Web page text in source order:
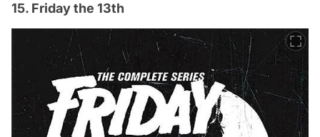
15. Friday the 13th